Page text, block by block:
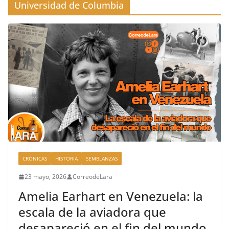
Universidad de Columbia
CRÓNICAS HISTORIA SEMBLANZAS
23 mayo, 2026 CorreodeLara
Amelia Earhart en Venezuela: la
escala de la aviadora que